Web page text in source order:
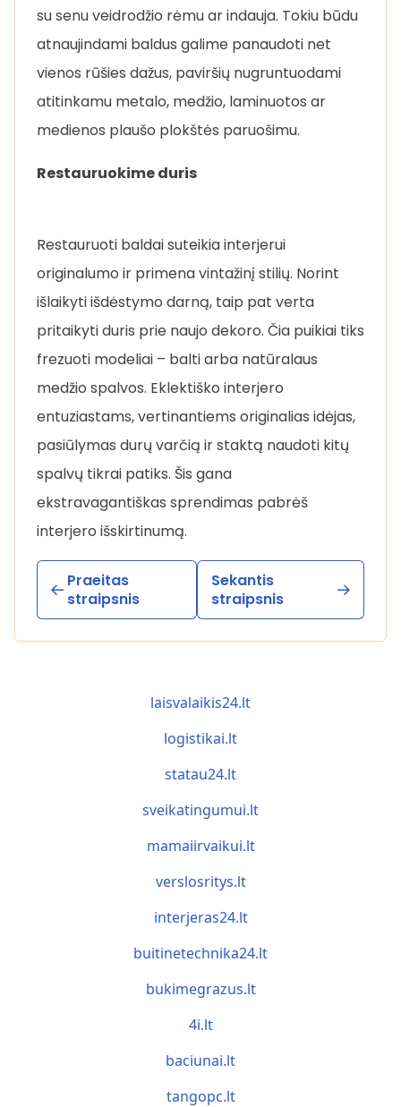
su senu veidrodžio rėmu ar indauja. Tokiu būdu
atnaujindami baldus galime panaudoti net
vienos rūšies dažus, paviršių nugruntuodami
atitinkamu metalo, medžio, laminuotos ar
medienos plaušo plokštės paruošimu.
Restauruokime duris
Restauruoti baldai suteikia interjerui
originalumo ir primena vintažinį stilių. Norint
išlaikyti išdėstymo darną, taip pat verta
pritaikyti duris prie naujo dekoro. Čia puikiai tiks
frezuoti modeliai – balti arba natūralaus
medžio spalvos. Eklektiško interjero
entuziastams, vertinantiems originalias idėjas,
pasiūlymas durų varčią ir staktą naudoti kitų
spalvų tikrai patiks. Šis gana
ekstravagantiškas sprendimas pabrėš
interjero išskirtinumą.
Praeitas
straipsnis
Sekantis
straipsnis
laisvalaikis24.lt
logistikai.lt
statau24.lt
sveikatingumui.lt
mamaiirvaikui.lt
verslosritys.lt
interjeras24.lt
buitinetechnika24.lt
bukimegrazus.lt
4i.lt
baciunai.lt
tangopc.lt